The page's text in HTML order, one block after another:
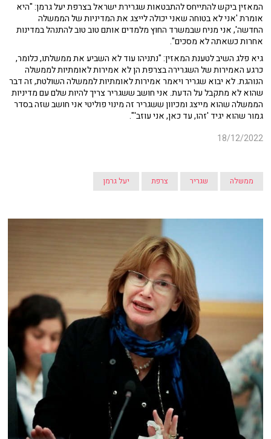
המאזין ביקש להתייחס להתבטאות שגרירת ישראל בצרפת יעל גרמן: "היא
אומרת 'אני לא בטוחה שאני יכולה לייצג את המדיניות של הממשלה
החדשה', אני מניח שבמשרד החוץ מלמדים אותם טוב טוב להתנהל במדינות
אחרות כשאתה לא מסכים".
גיא פלג השיב לטענת המאזין: "נתניהו עוד לא השביע את ממשלתו, כלומר,
כרגע האמירות של השגרירה בצרפת הן לא אמירות לאומתיות לממשלה
הנוהגת. לא יבוא שגריר ויאמר אמירות לאומתיות לממשלה השולטת, זה דבר
שהוא לא מתקבל על הדעת. אני חושב ששגריר צריך להיות שלם עם מדיניות
הממשלה שהוא מייצג ומכיוון ששגריר זה מינוי פוליטי אני חושב שזה בסדר
גמור שהוא יגיד 'זהו, עד כאן, אני עוזב'".
18/12/2022
ממשלה שגריר צרפת יעל גרמן